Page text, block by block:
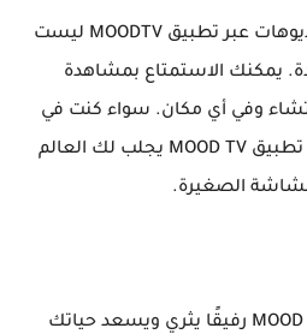
لا تنسى أن مشاهدة الفيديوهات عبر تطبيق MOODTV ليست
يمكنك الاستمتاع بمشاهدة
وفي أي مكان. سواء كنت في
المنزل أو في التنقل، فإن تطبيق MOOD TV يجلب لك العالم
الصغيرة.
باختصار، يُعَدُّ تطبيق MOOD TV رفيقًا يثري ويسعد حياتك